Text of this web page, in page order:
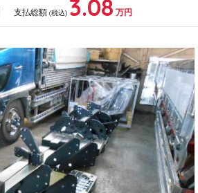
支払総額 (税込) 3.08 万円